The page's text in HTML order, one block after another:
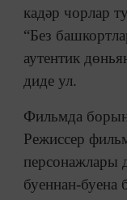
кадәр чорлар
“Без
аутентик
диде ул.
Фильмда
Режиссер
персонажлары
буеннан-буена